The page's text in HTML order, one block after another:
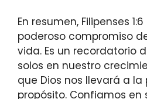
En resumen, Filipenses
poderoso compromiso
vida. Es un recordatorio
solos en nuestro
que Dios nos llevará a
propósito. Confiamos